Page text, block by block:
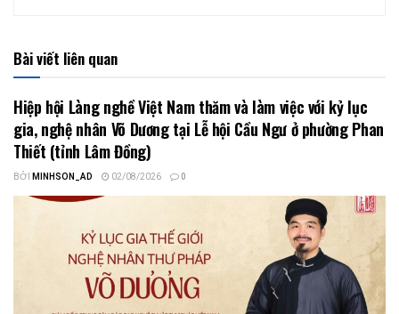
Bài viết liên quan
Hiệp hội Làng nghề Việt Nam thăm và làm việc với kỷ lục
gia, nghệ nhân Võ Dương tại Lễ hội Cầu Ngư ở phường Phan
Thiết (tỉnh Lâm Đồng)
BỞI MINHSON_AD 02/08/2026 0